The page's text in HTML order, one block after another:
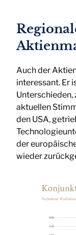
Auch der
interessant. Er
Unterschieden,
aktuellen
den USA,
der
wieder